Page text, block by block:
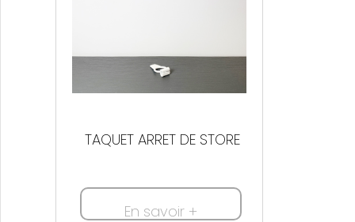
TAQUET ARRET DE STORE
En savoir +